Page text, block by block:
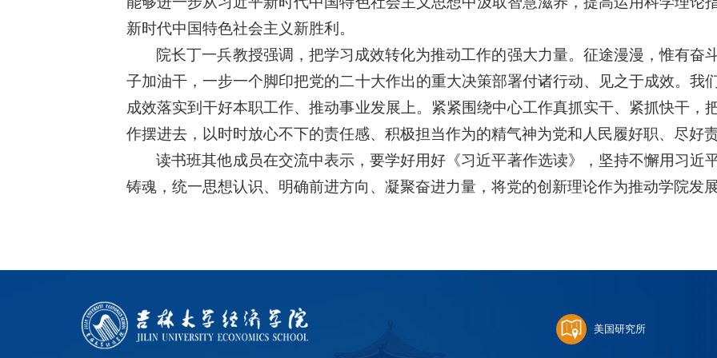
新时代中国特色社会主义新胜利。
院长丁一兵教授强调，把学习成效转化为推动工作的强大力量。征途漫漫，惟有奋
子加油干，一步一个脚印把党的二十大作出的重大决策部署付诸行动、见之于成效。我
成效落实到干好本职工作、推动事业发展上。紧紧围绕中心工作真抓实干、紧抓快干，
作摆进去，以时时放心不下的责任感、积极担当作为的精气神为党和人民履好职、尽好
读书班其他成员在交流中表示，要学好用好《习近平著作选读》，坚持不懈用习近
铸魂，统一思想认识、明确前进方向、凝聚奋进力量，将党的创新理论作为推动学院发
美国研究所